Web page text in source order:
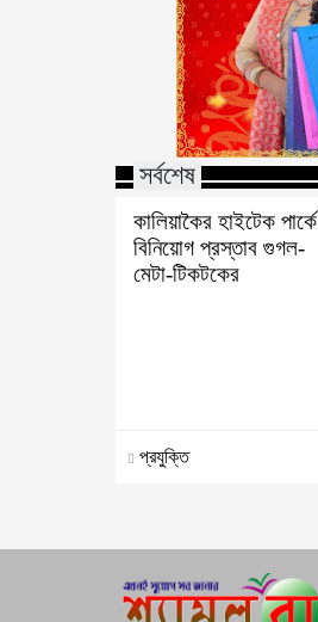
সর্বশেষ
কালিয়াকৈর হাইটেক পার্কে
বিনিয়োগ প্রস্তাব গুগল-
মেটা-টিকটকের
প্রযুক্তি